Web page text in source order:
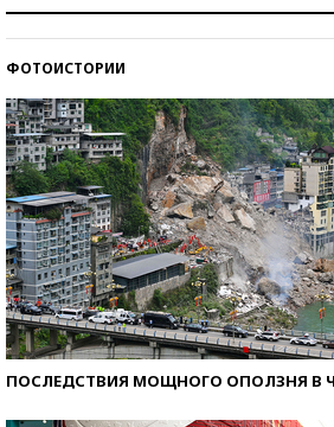
ФОТОИСТОРИИ
ПОСЛЕДСТВИЯ МОЩНОГО ОПОЛЗНЯ В